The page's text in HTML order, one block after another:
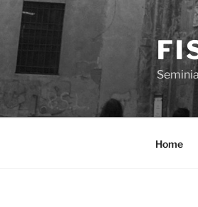
Skip
content
Home